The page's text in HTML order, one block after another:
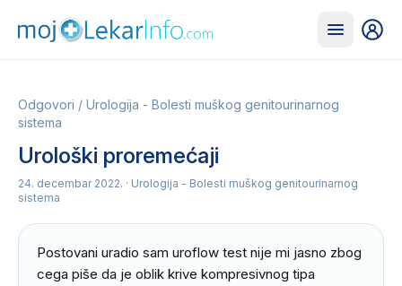
Odgovori / Urologija - Bolesti muškog genitourinarnog
sistema
Urološki proremećaji
24. decembar 2022. · Urologija - Bolesti muškog genitourinarnog
sistema
Postovani uradio sam uroflow test nije mi jasno zbog
cega piše da je oblik krive kompresivnog tipa